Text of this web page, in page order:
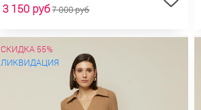
3 150 руб7 000 руб
СКИДКА 55%
ЛИКВИДАЦИЯ